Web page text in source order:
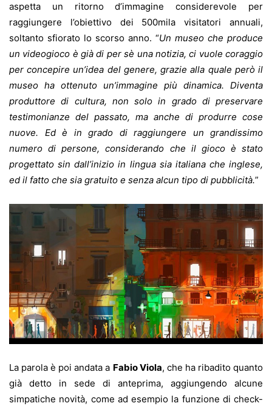
aspetta un ritorno d’immagine considerevole per
raggiungere l’obiettivo dei 500mila visitatori annuali,
soltanto sfiorato lo scorso anno. “Un museo che produce
un videogioco è già di per sè una notizia, ci vuole coraggio
per concepire un’idea del genere, grazie alla quale però il
museo ha ottenuto un’immagine più dinamica. Diventa
produttore di cultura, non solo in grado di preservare
testimonianze del passato, ma anche di produrre cose
nuove. Ed è in grado di raggiungere un grandissimo
numero di persone, considerando che il gioco è stato
progettato sin dall’inizio in lingua sia italiana che inglese,
ed il fatto che sia gratuito e senza alcun tipo di pubblicità.”
La parola è poi andata a Fabio Viola, che ha ribadito quanto
già detto in sede di anteprima, aggiungendo alcune
simpatiche novità, come ad esempio la funzione di check-